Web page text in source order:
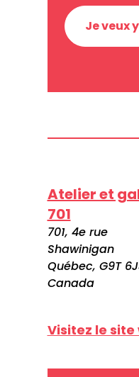
Je veux
Atelier et
701
701, 4e rue
Shawinigan
Québec, G9T
Canada
Visitez le site